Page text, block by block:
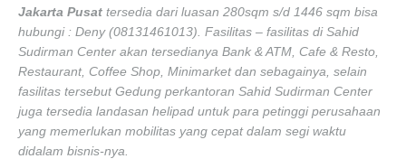
Jakarta Pusat tersedia dari luasan 280sqm s/d 1446 sqm bisa
hubungi : Deny (08131461013). Fasilitas – fasilitas di Sahid
Sudirman Center akan tersedianya Bank & ATM, Cafe & Resto,
Restaurant, Coffee Shop, Minimarket dan sebagainya, selain
fasilitas tersebut Gedung perkantoran Sahid Sudirman Center
juga tersedia landasan helipad untuk para petinggi perusahaan
yang memerlukan mobilitas yang cepat dalam segi waktu
didalam bisnis-nya.